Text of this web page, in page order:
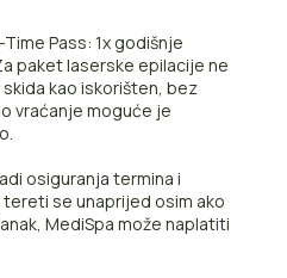
Pass: 1x godišnje
paket laserske epilacije ne
kao iskorišten, bez
vraćanje moguće je
osiguranja termina i
se unaprijed osim ako
MediSpa može naplatiti